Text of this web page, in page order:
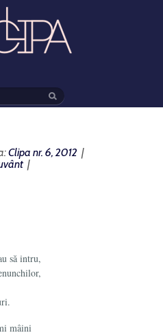
Clipa nr. 6, 2012 |
|
să intru,
mâini